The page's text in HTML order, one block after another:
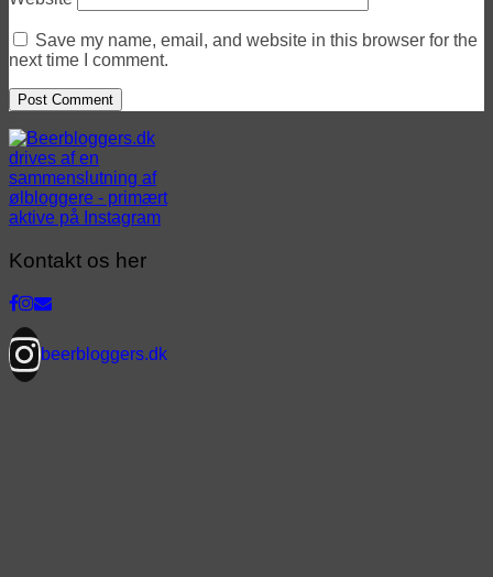
Save my name, email, and website in this browser for the
next time I comment.
Kontakt os her
beerbloggers.dk